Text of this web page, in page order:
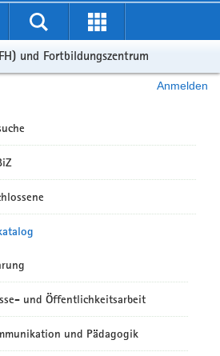
und Fortbildungszentrum
Anmelden
und Öffentlichkeitsarbeit
und Pädagogik